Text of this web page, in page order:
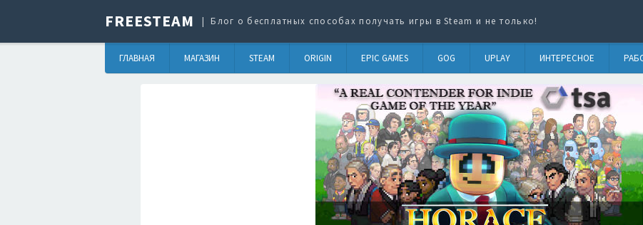
FREESTEAM Блог о бесплатных способах получать игры в Steam и не только!
ГЛАВНАЯ МАГАЗИН STEAM ORIGIN EPIC GAMES GOG UPLAY ИНТЕРЕСНОЕ